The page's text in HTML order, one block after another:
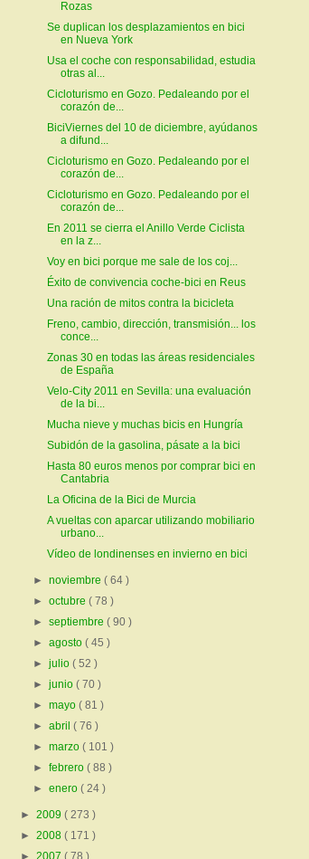
Rozas
Se duplican los desplazamientos en bici
en Nueva York
Usa el coche con responsabilidad, estudia
otras al...
Cicloturismo en Gozo. Pedaleando por el
corazón de...
BiciViernes del 10 de diciembre, ayúdanos
a difund...
Cicloturismo en Gozo. Pedaleando por el
corazón de...
Cicloturismo en Gozo. Pedaleando por el
corazón de...
En 2011 se cierra el Anillo Verde Ciclista
en la z...
Voy en bici porque me sale de los coj...
Éxito de convivencia coche-bici en Reus
Una ración de mitos contra la bicicleta
Freno, cambio, dirección, transmisión... los
conce...
Zonas 30 en todas las áreas residenciales
de España
Velo-City 2011 en Sevilla: una evaluación
de la bi...
Mucha nieve y muchas bicis en Hungría
Subidón de la gasolina, pásate a la bici
Hasta 80 euros menos por comprar bici en
Cantabria
La Oficina de la Bici de Murcia
A vueltas con aparcar utilizando mobiliario
urbano...
Vídeo de londinenses en invierno en bici
►noviembre( 64 )
►octubre( 78 )
►septiembre( 90 )
►agosto( 45 )
►julio( 52 )
►junio( 70 )
►mayo( 81 )
►abril( 76 )
►marzo( 101 )
►febrero( 88 )
►enero( 24 )
► 2009 ( 273 )
► 2008 ( 171 )
► 2007 ( 78 )